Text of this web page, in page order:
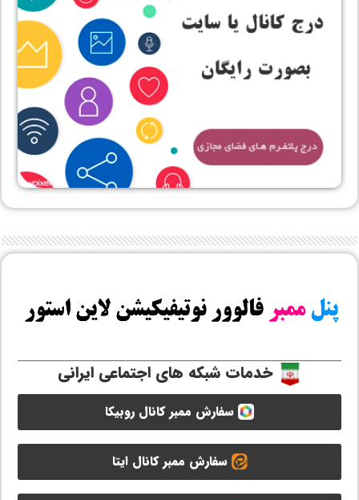
خدمات شبکه های اجتماعی ایرانی
سفارش ممبر کانال روبیکا
سفارش ممبر کانال ایتا